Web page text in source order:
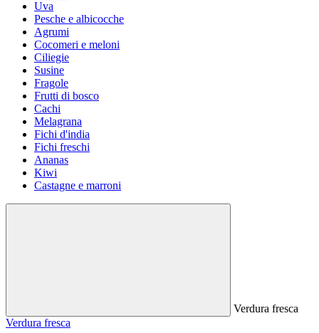
Uva
Pesche e albicocche
Agrumi
Cocomeri e meloni
Ciliegie
Susine
Fragole
Frutti di bosco
Cachi
Melagrana
Fichi d'india
Fichi freschi
Ananas
Kiwi
Castagne e marroni
Verdura fresca
Verdura fresca